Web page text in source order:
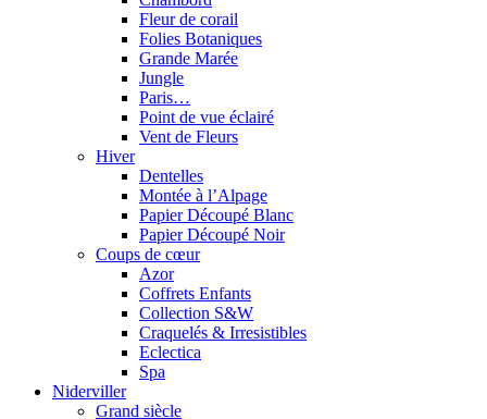
Fleur de corail
Folies Botaniques
Grande Marée
Jungle
Paris…
Point de vue éclairé
Vent de Fleurs
Hiver
Dentelles
Montée à l’Alpage
Papier Découpé Blanc
Papier Découpé Noir
Coups de cœur
Azor
Coffrets Enfants
Collection S&W
Craquelés & Irresistibles
Eclectica
Spa
Niderviller
Grand siècle